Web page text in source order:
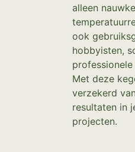
alleen
ook
hobbyisten,
Met deze
verzekerd
resultaten in
projecten.